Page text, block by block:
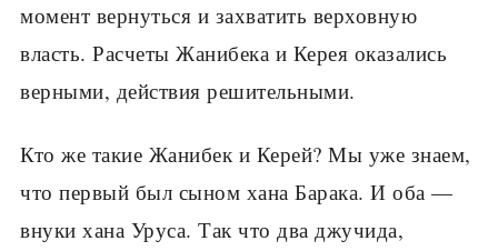
момент вернуться и захватить верховную
власть. Расчеты Жанибека и Керея оказались
верными, действия решительными.
Кто же такие Жанибек и Керей? Мы уже знаем,
что первый был сыном хана Барака. И оба —
внуки хана Уруса. Так что два джучида,